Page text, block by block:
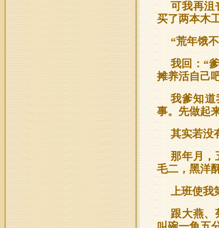
可我再沮
买了两本木
“荒年饿
我回：“
摊养活自己
我爹知道
事。先做起
其实若没
那年月，
毛二，黑洋
上班使我
跟大燕、